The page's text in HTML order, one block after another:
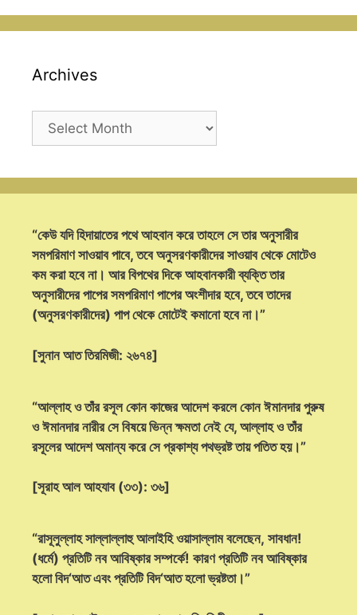
Archives
Archives
“কেউ যদি হিদায়াতের পথে আহবান করে তাহলে সে তার অনুসারীর
সমপরিমাণ সাওয়াব পাবে, তবে অনুসরণকারীদের সাওয়াব থেকে মোটেও
কম করা হবে না। আর বিপথের দিকে আহবানকারী ব্যক্তি তার
অনুসারীদের পাপের সমপরিমাণ পাপের অংশীদার হবে, তবে তাদের
(অনুসরণকারীদের) পাপ থেকে মোটেই কমানো হবে না।”
[সুনান আত তিরমিজী: ২৬৭৪]
“আল্লাহ ও তাঁর রসূল কোন কাজের আদেশ করলে কোন ঈমানদার পুরুষ
ও ঈমানদার নারীর সে বিষয়ে ভিন্ন ক্ষমতা নেই যে, আল্লাহ ও তাঁর
রসূলের আদেশ অমান্য করে সে প্রকাশ্য পথভ্রষ্ট তায় পতিত হয়।”
[সূরাহ আল আহযাব (৩৩): ৩৬]
“রাসূলুল্লাহ সাল্লাল্লাহু আলাইহি ওয়াসাল্লাম বলেছেন, সাবধান!
(ধর্মে) প্রতিটি নব আবিষ্কার সম্পর্কে! কারণ প্রতিটি নব আবিষ্কার
হলো বিদ‘আত এবং প্রতিটি বিদ‘আত হলো ভ্রষ্টতা।”